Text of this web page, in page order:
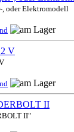
, oder Elektromodell
II"